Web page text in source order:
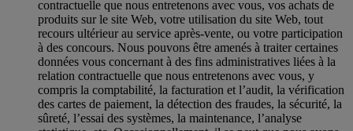
contractuelle que nous entretenons avec vous, vos achats de
produits sur le site Web, votre utilisation du site Web, tout
recours ultérieur au service après-vente, ou votre participation
à des concours. Nous pouvons être amenés à traiter certaines
données vous concernant à des fins administratives liées à la
relation contractuelle que nous entretenons avec vous, y
compris la comptabilité, la facturation et l’audit, la vérification
des cartes de paiement, la détection des fraudes, la sécurité, la
sûreté, l’essai des systèmes, la maintenance, l’analyse